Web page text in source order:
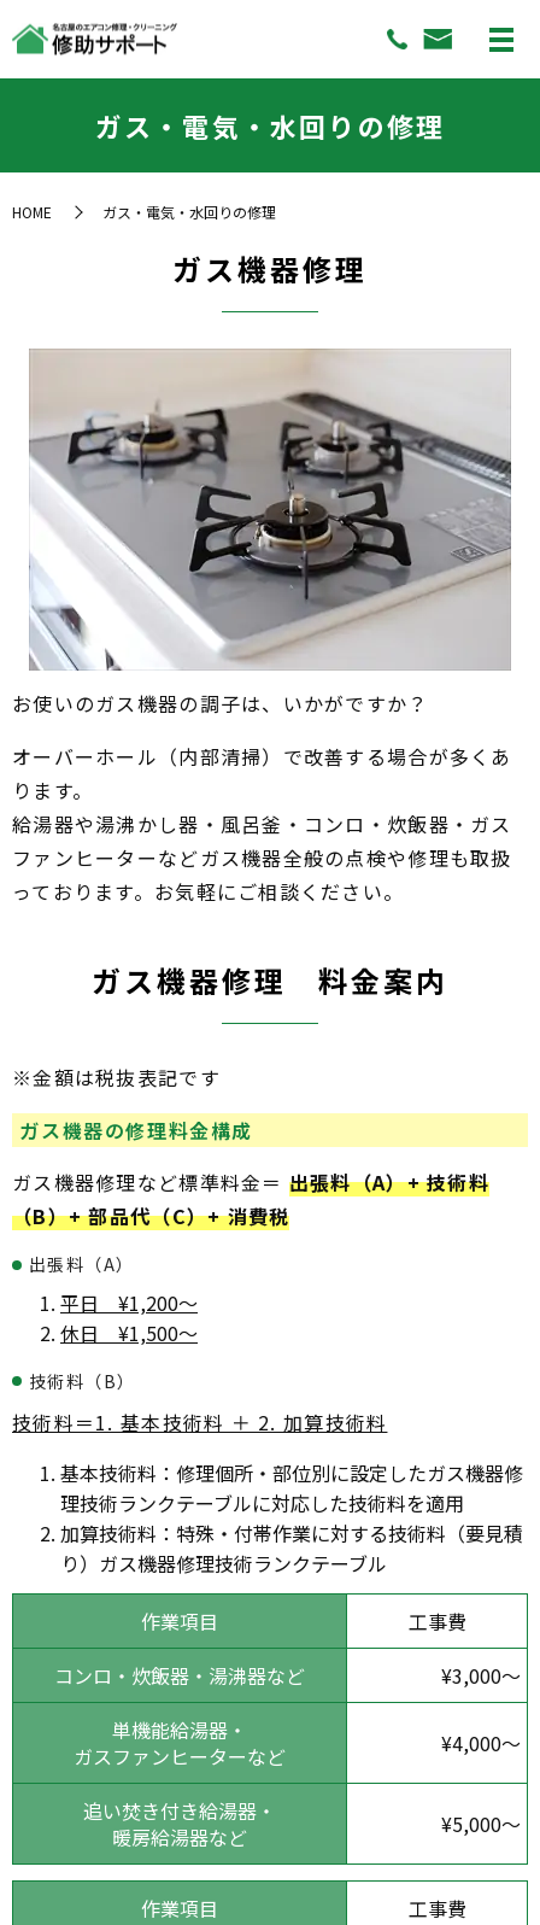
ガス・電気・水回りの修理
HOME ガス・電気・水回りの修理
ガス機器修理
お使いのガス機器の調子は、いかがですか？
オーバーホール（内部清掃）で改善する場合が多くあ
ります。
給湯器や湯沸かし器・風呂釜・コンロ・炊飯器・ガス
ファンヒーターなどガス機器全般の点検や修理も取扱
っております。お気軽にご相談ください。
ガス機器修理 料金案内
※金額は税抜表記です
ガス機器の修理料金構成
ガス機器修理など標準料金＝ 出張料（A）+ 技術料
（B）+ 部品代（C）+ 消費税
出張料（A）
平日 ¥1,200～
休日 ¥1,500～
技術料（B）
技術料＝1. 基本技術料 ＋ 2. 加算技術料
基本技術料：修理個所・部位別に設定したガス機器修
理技術ランクテーブルに対応した技術料を適用
加算技術料：特殊・付帯作業に対する技術料（要見積
り）ガス機器修理技術ランクテーブル
作業項目
工事費
コンロ・炊飯器・湯沸器など
¥3,000～
単機能給湯器・
ガスファンヒーターなど
¥4,000～
追い焚き付き給湯器・
暖房給湯器など
¥5,000～
作業項目
工事費